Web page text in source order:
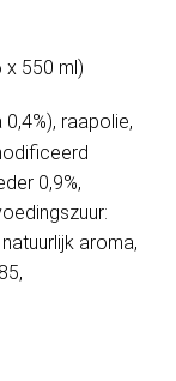
x 550 ml)
raapolie,
0,9%,
aroma,